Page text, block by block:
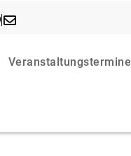
Veranstaltungstermine